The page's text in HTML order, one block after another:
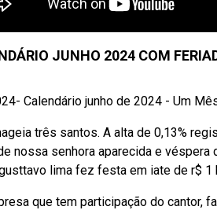
JUNHO 2024 COM
Calendário junho de 2024 - Um
três santos. A alta de 0,13%
nossa senhora aparecida e
lima fez festa em iate de r$
que tem participação do cantor,